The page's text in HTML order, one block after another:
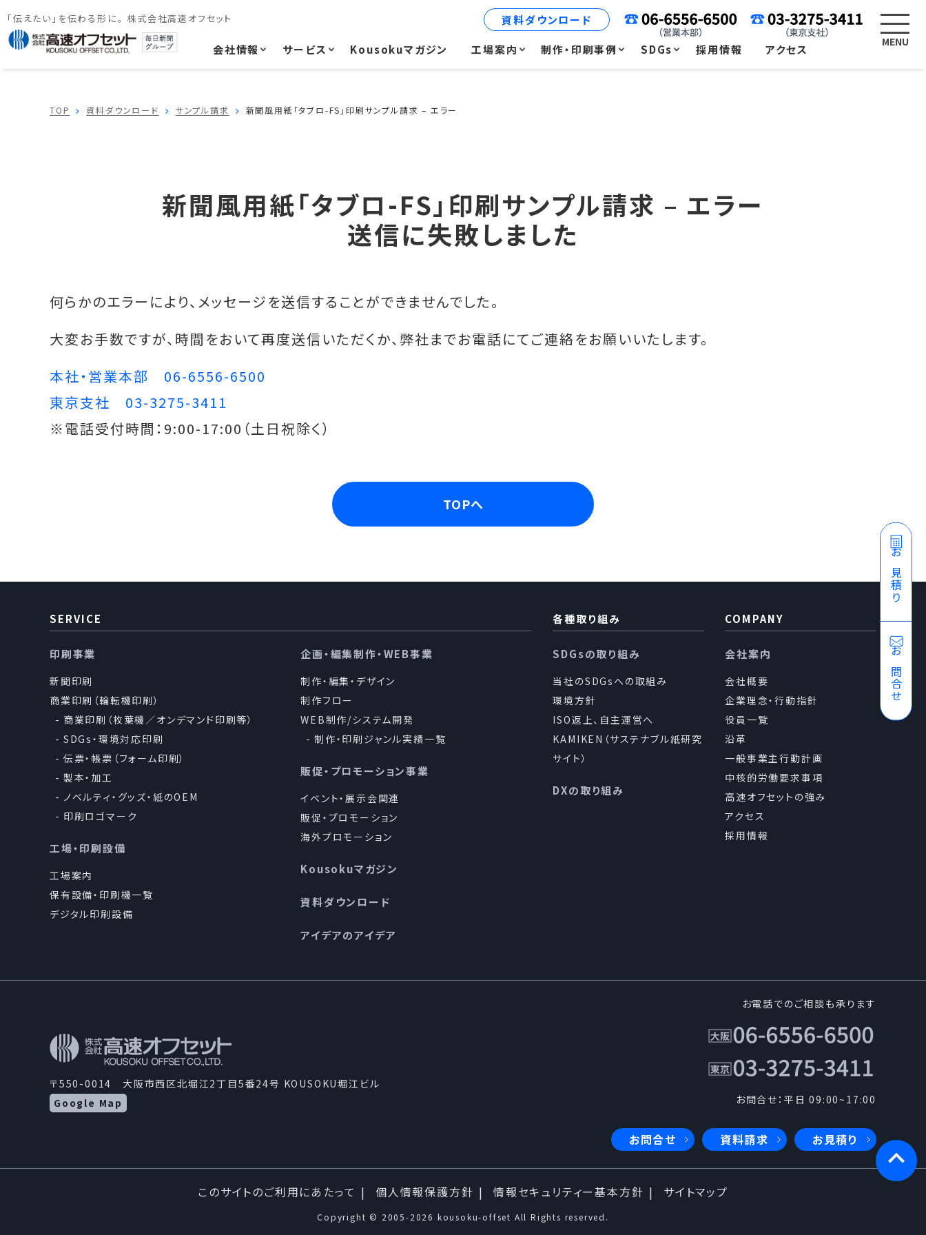
「伝えたい」を伝わる形に。 株式会社高速オフセット
会社情報 サービス Kousokuマガジン 工場案内 制作・印刷事例 SDGs 採用情報 アクセス
資料ダウンロード
TOP 資料ダウンロード サンプル請求 新聞風用紙「タブロ-FS」印刷サンプル請求 – エラー
新聞風用紙「タブロ-FS」印刷サンプル請求 – エラー
送信に失敗しました
何らかのエラーにより、メッセージを送信することができませんでした。
大変お手数ですが、時間をおいて再度送信いただくか、弊社までお電話にてご連絡をお願いいたします。
本社・営業本部 06-6556-6500
東京支社 03-3275-3411
※電話受付時間：9:00-17:00（土日祝除く）
TOPへ
お見積り
お問合せ
SERVICE
印刷事業
新聞印刷
商業印刷（輪転機印刷）
商業印刷（枚葉機／オンデマンド印刷等）
SDGs・環境対応印刷
伝票・帳票（フォーム印刷）
製本・加工
ノベルティ・グッズ・紙のOEM
印刷ロゴマーク
工場・印刷設備
工場案内
保有設備・印刷機一覧
デジタル印刷設備
企画・編集制作・WEB事業
制作・編集・デザイン
制作フロー
WEB制作/システム開発
制作・印刷ジャンル実績一覧
販促・プロモーション事業
イベント・展示会関連
販促・プロモーション
海外プロモーション
Kousokuマガジン
資料ダウンロード
アイデアのアイデア
各種取り組み
SDGsの取り組み
当社のSDGsへの取組み
環境方針
ISO返上、自主運営へ
KAMIKEN（サステナブル紙研究
サイト）
DXの取り組み
COMPANY
会社案内
会社概要
企業理念・行動指針
役員一覧
沿革
一般事業主行動計画
中核的労働要求事項
高速オフセットの強み
アクセス
採用情報
〒550-0014 大阪市西区北堀江2丁目5番24号 KOUSOKU堀江ビル
Google Map
お電話でのご相談も承ります
お問合せ：平日 09:00~17:00
お問合せ 資料請求 お見積り
このサイトのご利用にあたって 個人情報保護方針 情報セキュリティー基本方針 サイトマップ
Copyright © 2005-2026 kousoku-offset All Rights reserved.